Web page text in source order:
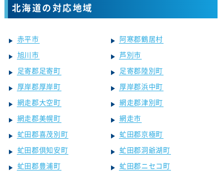
北海道の対応地域
赤平市
阿寒郡鶴居村
旭川市
芦別市
足寄郡足寄町
足寄郡陸別町
厚岸郡厚岸町
厚岸郡浜中町
網走郡大空町
網走郡津別町
網走郡美幌町
網走市
虻田郡喜茂別町
虻田郡京極町
虻田郡倶知安町
虻田郡洞爺湖町
虻田郡豊浦町
虻田郡ニセコ町